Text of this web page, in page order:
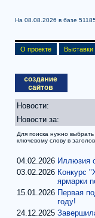
На 08.08.2026 в базе
О проекте Выставки
Новости:
Новости за:
Для поиска нужно
ключевому слову в
04.02.2026 Иллюзия
03.02.2026 Конкурс
ярмарки
15.01.2026 Первая
году!
24.12.2025